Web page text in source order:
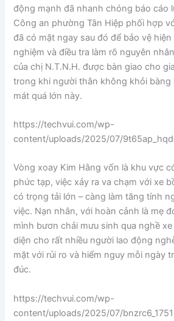
động mạnh đã nhanh chóng báo cáo
Công an phường Tân Hiệp phối hợp
đã có mặt ngay sau đó để bảo vệ
nghiệm và điều tra làm rõ nguyên
của chị N.T.N.H. được bàn giao cho
trong khi người thân không khỏi
mát quá lớn này.
https://techvui.com/wp-
content/uploads/2025/07/
Vòng xoay Kim Hằng vốn là khu vực
phức tạp, việc xảy ra va chạm với xe
có trọng tải lớn – càng làm tăng tính
việc. Nạn nhân, với hoàn cảnh là mẹ
mình bươn chải mưu sinh qua nghề
diện cho rất nhiều người lao động
mặt với rủi ro và hiểm nguy mỗi ngày
đúc.
https://techvui.com/wp-
content/uploads/2025/07/